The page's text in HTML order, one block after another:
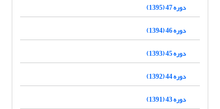
دوره 47 (1395)
دوره 46 (1394)
دوره 45 (1393)
دوره 44 (1392)
دوره 43 (1391)